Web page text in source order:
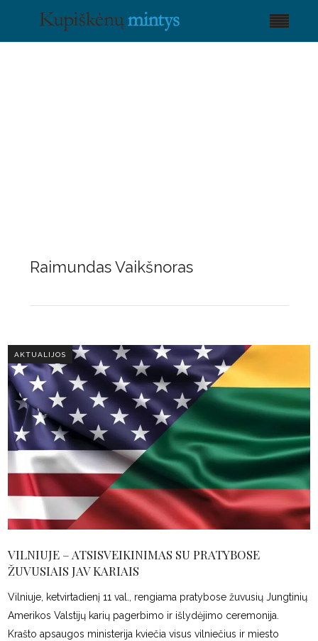
Raimundas Vaikšnoras
AKTUALIJOS
VILNIUJE – ATSISVEIKINIMAS SU PRATYBOSE
ŽUVUSIAIS JAV KARIAIS
Vilniuje, ketvirtadienį 11 val., rengiama pratybose žuvusių Jungtinių
Amerikos Valstijų karių pagerbimo ir išlydėjimo ceremonija.
Krašto apsaugos ministerija kviečia visus vilniečius ir miesto